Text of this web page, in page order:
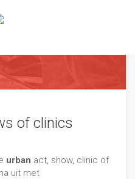
of clinics
urban act, show, clinic of
uit met